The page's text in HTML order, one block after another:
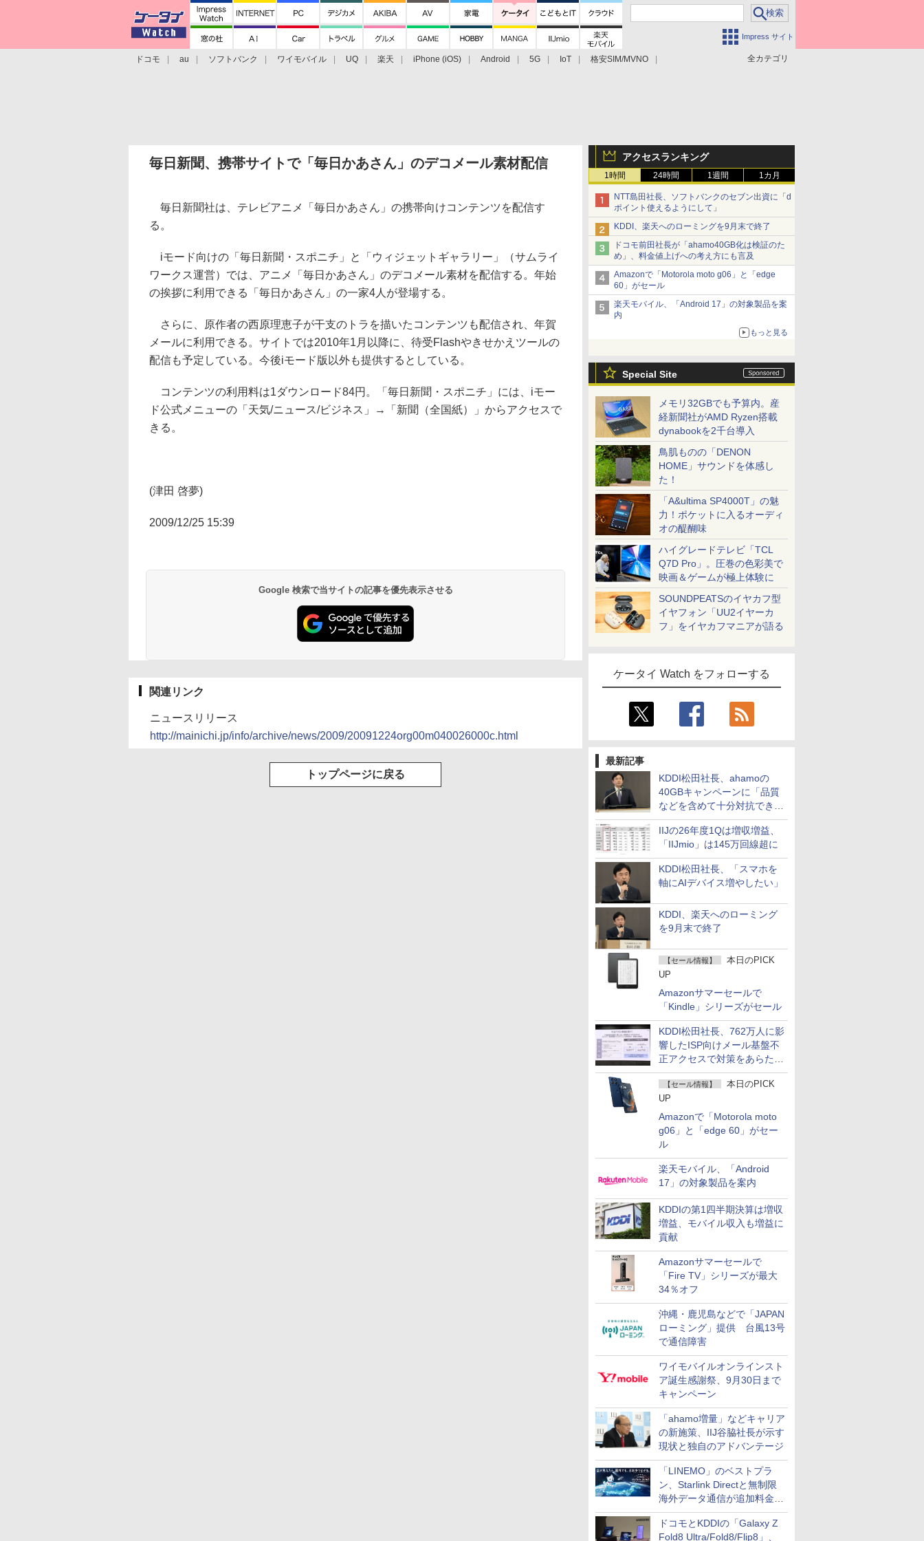
Impress サイト
全カテゴリ
ドコモ au ソフトバンク ワイモバイル UQ 楽天 iPhone (iOS) Android 5G IoT
格安SIM/MVNO
アクセスランキング
1時間 24時間 1週間 1カ月
NTT島田社長、ソフトバンクのセブン出資に「d
ポイント使えるようにして」
KDDI、楽天へのローミングを9月末で終了
ドコモ前田社長が「ahamo40GB化は検証のた
め」、料金値上げへの考え方にも言及
Amazonで「Motorola moto g06」と「edge
60」がセール
楽天モバイル、「Android 17」の対象製品を案
内
もっと見る
Special Site
メモリ32GBでも予算内。産
経新聞社がAMD Ryzen搭載
dynabookを2千台導入
鳥肌ものの「DENON
HOME」サウンドを体感し
た！
「A&ultima SP4000T」の魅
力！ポケットに入るオーディ
オの醍醐味
ハイグレードテレビ「TCL
Q7D Pro」。圧巻の色彩美で
映画＆ゲームが極上体験に
SOUNDPEATSのイヤカフ型
イヤフォン「UU2イヤーカ
フ」をイヤカフマニアが語る
ケータイ Watch をフォローする
最新記事
KDDI松田社長、ahamoの
40GBキャンペーンに「品質
などを含めて十分対抗でき
る」
IIJの26年度1Qは増収増益、
「IIJmio」は145万回線超に
KDDI松田社長、「スマホを
軸にAIデバイス増やしたい」
KDDI、楽天へのローミング
を9月末で終了
【セール情報】
本日のPICK
UP
Amazonサマーセールで
「Kindle」シリーズがセール
KDDI松田社長、762万人に影
響したISP向けメール基盤不
正アクセスで対策をあらため
て説明
【セール情報】
本日のPICK
UP
Amazonで「Motorola moto
g06」と「edge 60」がセー
ル
楽天モバイル、「Android
17」の対象製品を案内
KDDIの第1四半期決算は増収
増益、モバイル収入も増益に
貢献
Amazonサマーセールで
「Fire TV」シリーズが最大
34％オフ
沖縄・鹿児島などで「JAPAN
ローミング」提供 台風13号
で通信障害
ワイモバイルオンラインスト
ア誕生感謝祭、9月30日まで
キャンペーン
「ahamo増量」などキャリア
の新施策、IIJ谷脇社長が示す
現状と独自のアドバンテージ
「LINEMO」のベストプラ
ン、Starlink Directと無制限
海外データ通信が追加料金な
しに
ドコモとKDDIの「Galaxy Z
Fold8 Ultra/Fold8/Flip8」、
毎日新聞、携帯サイトで「毎日かあさん」のデコメール素材配信
毎日新聞社は、テレビアニメ「毎日かあさん」の携帯向けコンテンツを配信す
る。
iモード向けの「毎日新聞・スポニチ」と「ウィジェットギャラリー」（サムライ
ワークス運営）では、アニメ「毎日かあさん」のデコメール素材を配信する。年始
の挨拶に利用できる「毎日かあさん」の一家4人が登場する。
さらに、原作者の西原理恵子が干支のトラを描いたコンテンツも配信され、年賀
メールに利用できる。サイトでは2010年1月以降に、待受Flashやきせかえツールの
配信も予定している。今後iモード版以外も提供するとしている。
コンテンツの利用料は1ダウンロード84円。「毎日新聞・スポニチ」には、iモー
ド公式メニューの「天気/ニュース/ビジネス」→「新聞（全国紙）」からアクセスで
きる。
(津田 啓夢)
2009/12/25 15:39
Google 検索で当サイトの記事を優先表示させる
関連リンク
ニュースリリース
http://mainichi.jp/info/archive/news/2009/20091224org00m040026000c.html
トップページに戻る